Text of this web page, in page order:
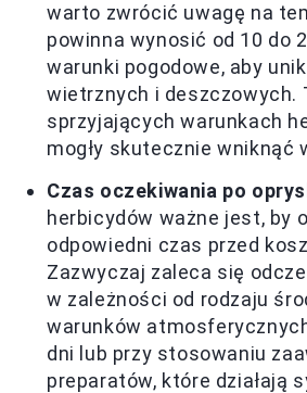
warto zwrócić uwagę na
powinna wynosić od 10 do
warunki pogodowe, aby
wietrznych i deszczowych.
sprzyjających warunkach
mogły skutecznie wniknąć
Czas oczekiwania po
herbicydów ważne jest, by
odpowiedni czas przed
Zazwyczaj zaleca się
w zależności od rodzaju
warunków
dni lub przy stosowaniu
preparatów, które działają